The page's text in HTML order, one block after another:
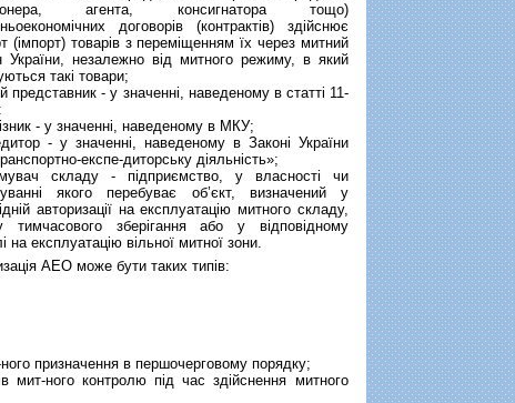
агента, консигнатора тощо)
договорів (контрактів) здійснює
(імпорт) товарів з переміщенням їх через митний
України, незалежно від митного режиму, в який
такі товари;
представник - у значенні, наведеному в статті 11-
- у значенні, наведеному в МКУ;
- у значенні, наведеному в Законі України
експе-диторську діяльність»;
складу - підприємство, у власності чи
якого перебуває об’єкт, визначений у
авторизації на експлуатацію митного складу,
тимчасового зберігання або у відповідному
на експлуатацію вільної митної зони.
АЕО може бути таких типів:
призначення в першочерговому порядку;
ного контролю під час здійснення митного